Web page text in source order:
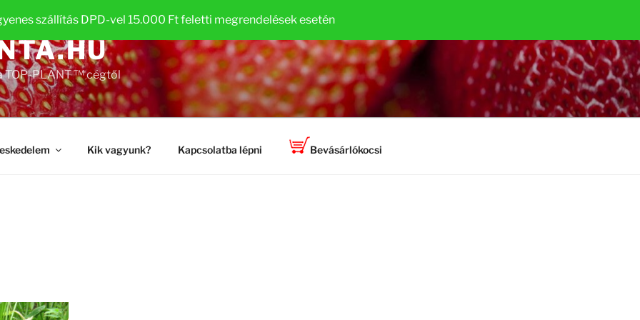
szállítás DPD-vel 15.000 Ft feletti megrendelések esetén
TOP-PLANT ™ cégtől
Kik vagyunk? Kapcsolatba lépni Bevásárlókocsi